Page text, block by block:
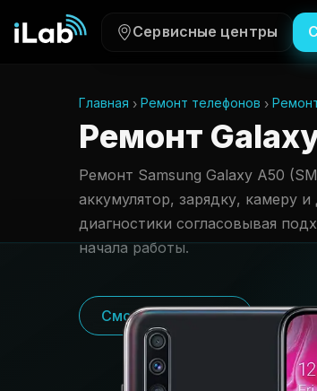
Сервисные центры
Главная Ремонт телефонов
Ремонт
Ремонт Samsung Galaxy A50
аккумулятор, зарядку, камеру
диагностики согласовывая
начала работы.
Смотреть цены